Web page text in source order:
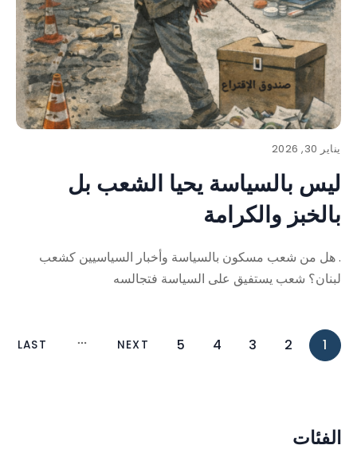
يناير 30, 2026
ليس بالسياسة يحيا الشعب بل
بالخبز والكرامة
. هل من شعب مسكون بالسياسة وأخبار السياسيين كشعب
لبنان؟ شعب يستفيق على السياسة فتجالسه
1
2
3
4
5
NEXT
LAST
الفئات